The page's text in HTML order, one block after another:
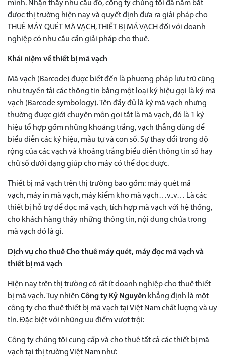
mình. Nhận thấy nhu cầu đó, công ty chúng tôi đã nắm bắt
được thị trường hiện nay và quyết định đưa ra giải pháp cho
THUÊ MÁY QUÉT MÃ VẠCH, THIẾT BỊ MÃ VẠCH đối với doanh
nghiệp có nhu cầu cần giải pháp cho thuê.
Khái niệm về thiết bị mã vạch
Mã vạch (Barcode) được biết đến là phương pháp lưu trữ cũng
như truyền tải các thông tin bằng một loại ký hiệu gọi là ký mã
vạch (Barcode symbology). Tên đầy đủ là ký mã vạch nhưng
thường được giới chuyên môn gọi tắt là mã vạch, đó là 1 ký
hiệu tổ hợp gồm những khoảng trắng, vạch thẳng dùng để
biểu diễn các ký hiệu, mẫu tự và con số. Sự thay đổi trong độ
rộng của các vạch và khoảng trắng biểu diễn thông tin số hay
chữ số dưới dạng giúp cho máy có thể đọc được.
Thiết bị mã vạch trên thị trường bao gồm: máy quét mã
vạch, máy in mã vạch, máy kiểm kho mã vạch…v..v… Là các
thiết bị hỗ trợ để đọc mã vạch, tích hợp mã vạch với hệ thống,
cho khách hàng thấy những thông tin, nội dung chứa trong
mã vạch đó là gì.
Dịch vụ cho thuê Cho thuê máy quét, máy đọc mã vạch và
thiết bị mã vạch
Hiện nay trên thị trường có rất ít doanh nghiệp cho thuê thiết
bị mã vạch. Tuy nhiên Công ty Kỷ Nguyên khẳng định là một
công ty cho thuê thiết bị mã vạch tại Việt Nam chất lượng và uy
tín. Đặc biệt với những ưu điểm vượt trội:
Công ty chúng tôi cung cấp và cho thuê tất cả các thiết bị mã
vạch tại thị trường Việt Nam như: